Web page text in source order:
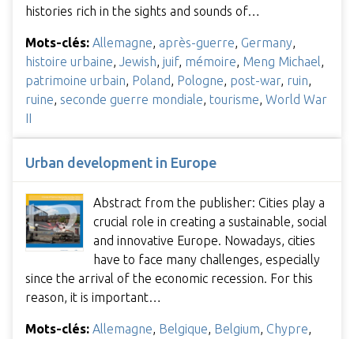
histories rich in the sights and sounds of…
Mots-clés: Allemagne après-guerre Germany
histoire urbaine
Jewish juif, mémoire Meng Michael
patrimoine urbain Poland Pologne post-war, ruin
ruine seconde guerre mondiale tourisme World War
II
Urban development in Europe
Abstract from the publisher: Cities play a
crucial role in creating a sustainable, social
and innovative Europe. Nowadays, cities
have to face many challenges, especially
since the arrival of the economic recession. For this
reason, it is important…
Mots-clés: Allemagne, Belgique, Belgium, Chypre,